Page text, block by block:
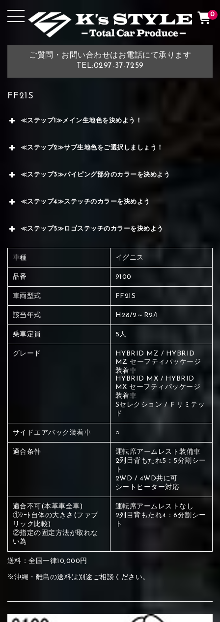
ご質問・お問い合わせはお電話にて承ります
TEL:0297-37-7259
0
FF21S
≪ステップ1≫メイン生地色を決めよう！
赤く塗られている場所を選択
ください
メイン生地は下記16種類からご選択ください。
④Brown ⑤Dark Brown ⑥Yellow
≪ステップ2≫サブ生地色をご選択しましょう！
赤く塗られている部分にカラ
ー選択ください
サブ生地は下記16種類からご選択ください。
①Beige ②Gray
≪ステップ3≫パイピング部分のカラーを決めよう
赤く塗られている場所を選択
ください
刺繍は下記21種類からご選択ください。
≪ステップ4≫ステッチのカラーを決めよう
赤く塗られている場所を選択
ください
≪ステップ5≫ロゴステッチのカラーを決めよう
赤く塗られている場所を選択
ください
車種 イグニス
品番 9100
車両型式 FF21S
該当年式 H28/2～R2/1
乗車定員 5人
グレード
HYBRID MZ / HYBRID
MZ セーフティパッケージ
装着車
HYBRID MX / HYBRID
MX セーフティパッケージ
装着車
Sセレクション / Ｆリミテッ
ド
サイドエアバック装着車 ○
適合条件
運転席アームレスト装備車
2列目背もたれ5：5分割シー
ト
2WD / 4WD共に可
シートヒーター対応
適合不可(本革車全車)
①ｼｰﾄ自体の大きさ(ファブ
リック比較)
②指定の固定方法が取れな
い為
運転席アームレストなし
2列目背もたれ4：6分割シー
ト
送料：全国一律10,000円
※沖縄・離島の送料は別途ご相談ください。